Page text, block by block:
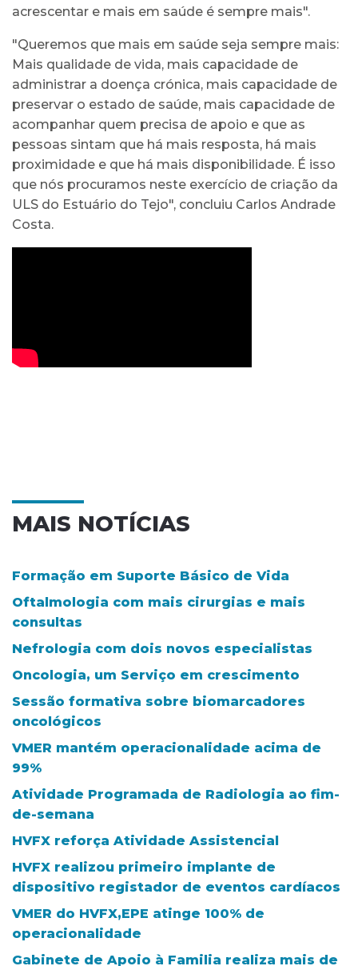
acrescentar e mais em saúde é sempre mais".
"Queremos que mais em saúde seja sempre mais:
Mais qualidade de vida, mais capacidade de
administrar a doença crónica, mais capacidade de
preservar o estado de saúde, mais capacidade de
acompanhar quem precisa de apoio e que as
pessoas sintam que há mais resposta, há mais
proximidade e que há mais disponibilidade. É isso
que nós procuramos neste exercício de criação da
ULS do Estuário do Tejo", concluiu Carlos Andrade
Costa.
MAIS NOTÍCIAS
Formação em Suporte Básico de Vida
Oftalmologia com mais cirurgias e mais
consultas
Nefrologia com dois novos especialistas
Oncologia, um Serviço em crescimento
Sessão formativa sobre biomarcadores
oncológicos
VMER mantém operacionalidade acima de
99%
Atividade Programada de Radiologia ao fim-
de-semana
HVFX reforça Atividade Assistencial
HVFX realizou primeiro implante de
dispositivo registador de eventos cardíacos
VMER do HVFX,EPE atinge 100% de
operacionalidade
Gabinete de Apoio à Familia realiza mais de